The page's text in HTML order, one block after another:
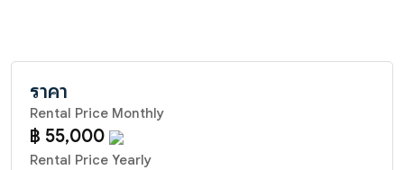
ราคา
Rental Price Monthly
฿ 55,000
Rental Price Yearly